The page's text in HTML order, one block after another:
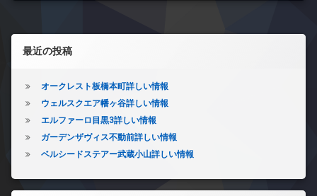
左サイドバー
最近の投稿
オークレスト板橋本町詳しい情報
ウェルスクエア幡ヶ谷詳しい情報
エルファーロ目黒3詳しい情報
ガーデンザヴィス不動前詳しい情報
ベルシードステアー武蔵小山詳しい情報